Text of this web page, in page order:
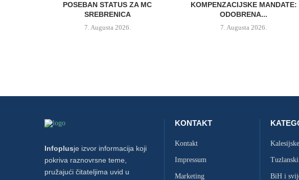
POSEBAN STATUS ZA MC
SREBRENICA
7. Augusta 2026.
KOMPENZACIJSKE MANDATE:
ODOBRENA...
7. Augusta 2026.
Infoplusje izvor informacija koji
pokriva raznovrsne teme,
pružajući čitateljima uvid u
KONTAKT
Kontakt
Impressum
Marketing BiH i